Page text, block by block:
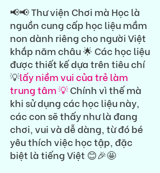
📢📢 Thư viện Chơi mà Học là
nguồn cung cấp học liệu mầm
non dành riêng cho người Việt
khắp năm châu 🌟 Các học liệu
được thiết kế dựa trên tiêu chí
💡lấy niềm vui của trẻ làm
trung tâm 💡Chính vì thế mà
khi sử dụng các học liệu này,
các con sẽ thấy như là đang
chơi, vui và dễ dàng, từ đó bé
yêu thích việc học tập, đặc
biệt là tiếng Việt 😊🎉🤩